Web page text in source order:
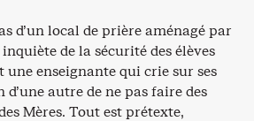
d’un local de prière aménagé par
de la sécurité des élèves
une enseignante qui crie sur ses
d’une autre de ne pas faire des
Mères. Tout est prétexte,